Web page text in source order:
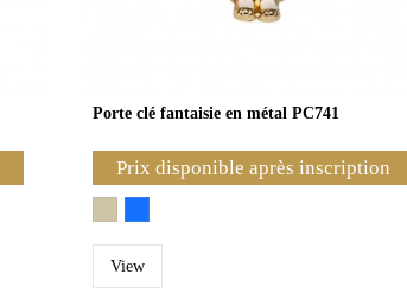
Porte clé fantaisie en métal PC741
Prix disponible après inscription
View